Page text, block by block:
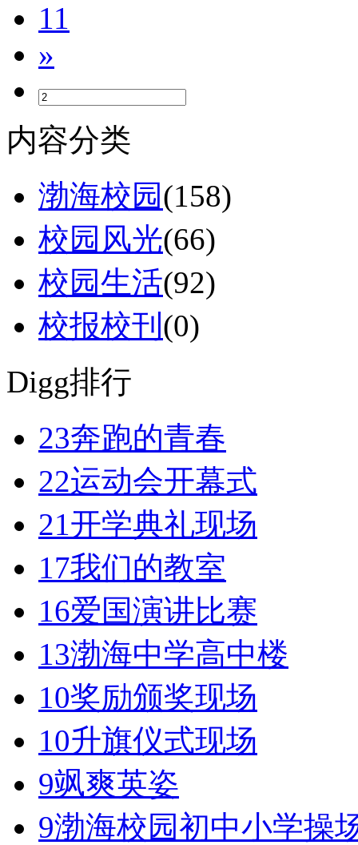
11
»
内容分类
渤海校园(158)
校园风光(66)
校园生活(92)
校报校刊 (0)
Digg排行
23奔跑的青春
22运动会开幕式
21开学典礼现场
17我们的教室
16爱国演讲比赛
13渤海中学高中楼
10奖励颁奖现场
10升旗仪式现场
9飒爽英姿
9渤海校园初中小学操